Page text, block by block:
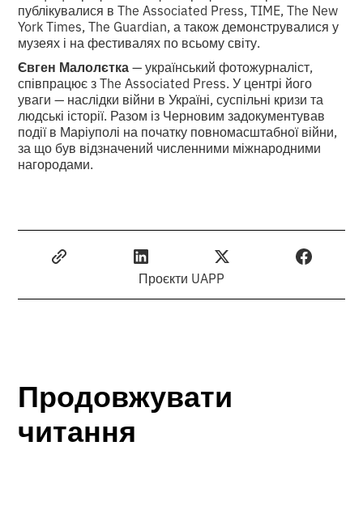
публікувалися в The Associated Press, TIME, The New
York Times, The Guardian, а також демонструвалися у
музеях і на фестивалях по всьому світу.
Євген Малолєтка— український фотожурналіст,
співпрацює з The Associated Press. У центрі його
уваги — наслідки війни в Україні, суспільні кризи та
людські історії. Разом із Черновим задокументував
події в Маріуполі на початку повномасштабної війни,
за що був відзначений численними міжнародними
нагородами.
Проєкти UAPP
Продовжувати
читання